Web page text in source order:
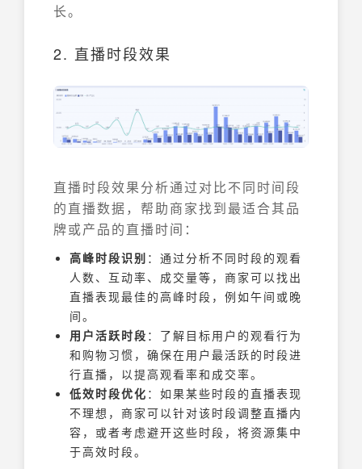
长。
2. 直播时段效果
直播时段效果分析通过对比不同时间段
的直播数据，帮助商家找到最适合其品
牌或产品的直播时间：
高峰时段识别 ：通过分析不同时段的观看
人数、互动率、成交量等，商家可以找出
直播表现最佳的高峰时段，例如午间或晚
间。
用户活跃时段 ：了解目标用户的观看行为
和购物习惯，确保在用户最活跃的时段进
行直播，以提高观看率和成交率。
低效时段优化 ：如果某些时段的直播表现
不理想，商家可以针对该时段调整直播内
容，或者考虑避开这些时段，将资源集中
于高效时段。